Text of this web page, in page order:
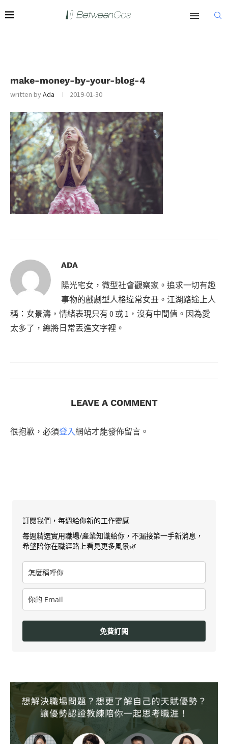
make-money-by-your-blog-4
written byAda 2019-01-30
ADA
陽光宅女，微型社會觀察家。追求一切有趣
事物的戲劇型人格違常女丑。江湖路途上人
稱：女景濤，情緒表現只有 0 或 1，沒有中間值。因為愛
太多了，總將日常丟進文字裡。
LEAVE A COMMENT
很抱歉，必須登入網站才能發佈留言。
訂閱我們，每週給你新的工作靈感
每週精選實用職場/產業知識給你，不漏接第一手新消息，
希望陪你在職涯路上看見更多風景🌿
免費訂閱